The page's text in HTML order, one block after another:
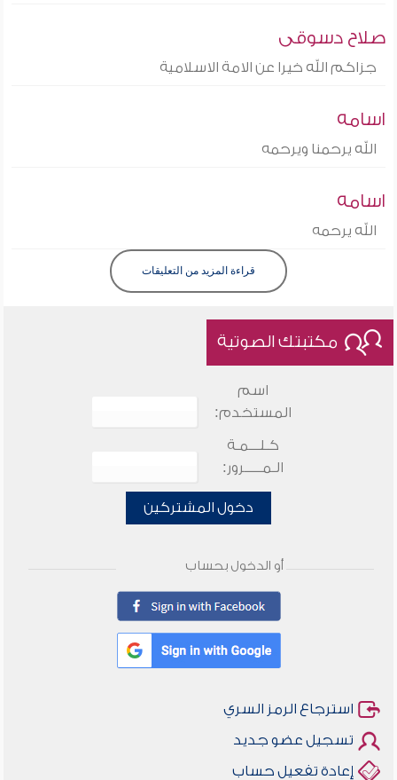
صلاح دسوقى
جزاكم الله خيرا عن الامة الاسلامية
اسامه
الله يرحمنا ويرحمه
اسامه
الله يرحمه
قراءة المزيد من التعليقات
مكتبتك الصوتية
اسم
المستخدم:
كـلـــمـة
الـمـــــرور:
دخول المشتركين
أو الدخول بحساب
استرجاع الرمز السري
تسجيل عضو جديد
إعادة تفعيل حساب